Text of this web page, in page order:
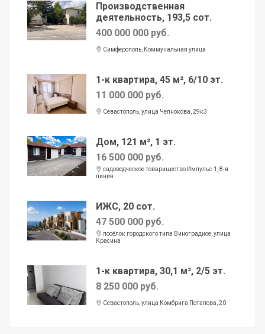
Производственная
деятельность, 193,5 сот.
400 000 000 руб.
Симферополь, Коммунальная улица
1-к квартира, 45 м², 6/10 эт.
11 000 000 руб.
Севастополь, улица Челнокова, 29к3
Дом, 121 м², 1 эт.
16 500 000 руб.
садоводческое товарищество Импульс-1, 8-я
линия
ИЖС, 20 сот.
47 500 000 руб.
посёлок городского типа Виноградное, улица
Красина
1-к квартира, 30,1 м², 2/5 эт.
8 250 000 руб.
Севастополь, улица Комбрига Потапова, 20